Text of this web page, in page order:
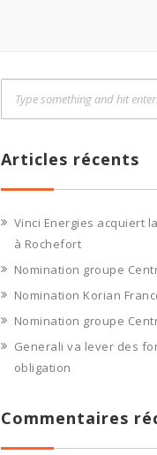
Articles récents
Vinci Energies acquiert
à Rochefort
Nomination groupe
Nomination Korian
Nomination groupe
Generali va lever des
obligation
Commentaires